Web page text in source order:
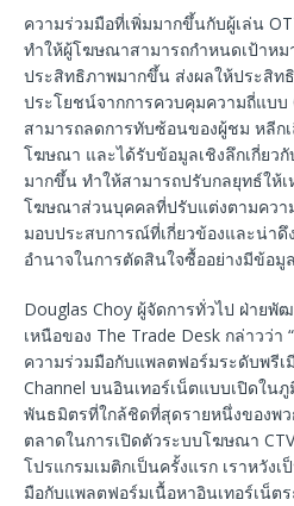
ความร่วมมือที่เพิ่มมากขึ้นกับผู้เล่น
ทำให้ผู้โฆษณาสามารถกำหนดเป้าห
ประสิทธิภาพมากขึ้น ส่งผลให้ประสิ
ประโยชน์จากการควบคุมความถี่แบ
สามารถลดการทับซ้อนของผู้ชม หลีก
โฆษณา และได้รับข้อมูลเชิงลึกเกี่ยว
มากขึ้น ทำให้สามารถปรับกลยุทธ์ให้
โฆษณาส่วนบุคคลที่ปรับแต่งตามควา
มอบประสบการณ์ที่เกี่ยวข้องและน่าดึ
อำนาจในการตัดสินใจซื้ออย่างมีข้อมู
Douglas Choy ผู้จัดการทั่วไป ฝ่ายพั
เหนือของ The Trade Desk กล่าวว่า
ความร่วมมือกับแพลตฟอร์มระดับพรีเ
Channel บนอินเทอร์เน็ตแบบเปิดใน
พันธมิตรที่ใกล้ชิดที่สุดรายหนึ่งของพว
ตลาดในการเปิดตัวระบบโฆษณา
โปรแกรมเมติกเป็นครั้งแรก เราหวัง
มือกับแพลตฟอร์มเนื้อหาอินเทอร์เน็ต